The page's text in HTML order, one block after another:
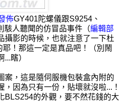
佈GY401陀螺儀跟S9254、
駭人聽聞的仿冒品事件（編輯部
攝影的時候，也就注意了一下杜
！那這一定是真品吧！（別鬧
瞎）
案，這是隨伺服機包裝盒內附的
因為只有一份，貼壞就沒啦...！
BLS254的外觀，要不然花錢的大